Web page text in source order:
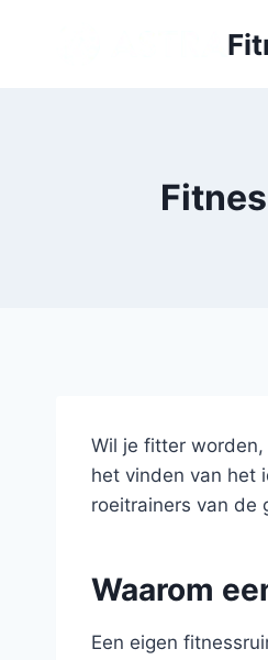
Wil je fitter
het vinden van het
roeitrainers van de
Waarom
Een eigen